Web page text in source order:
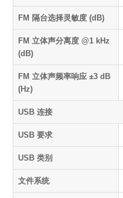
FM 隔台选择灵敏度 (dB)
FM 立体声分离度 @1 kHz
(dB)
FM 立体声频率响应 ±3 dB
(Hz)
USB 连接
USB 要求
USB 类别
文件系统